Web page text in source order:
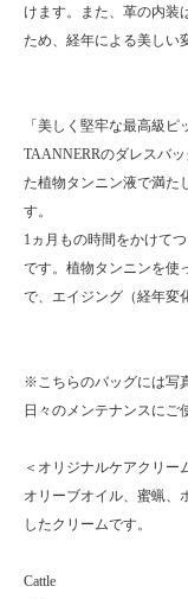
けます。また、革の内装
ため、経年による美しい
「美しく堅牢な最高級ピ
TAANNERRのダレスバ
た植物タンニン液で満た
す。
1ヵ月もの時間をかけて
です。植物タンニンを使
で、エイジング（経年変
※こちらのバッグには写
日々のメンテナンスにご
＜オリジナルケアクリー
オリーブオイル、蜜蝋、
したクリームです。
Cattle